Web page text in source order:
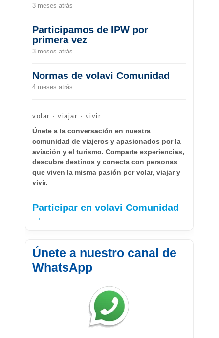
3 meses atrás
Participamos de IPW por
primera vez
3 meses atrás
Normas de volavi Comunidad
4 meses atrás
volar · viajar · vivir
Únete a la conversación en nuestra
comunidad de viajeros y apasionados por la
aviación y el turismo. Comparte experiencias,
descubre destinos y conecta con personas
que viven la misma pasión por volar, viajar y
vivir.
Participar en volavi Comunidad
→
Únete a nuestro canal de
WhatsApp